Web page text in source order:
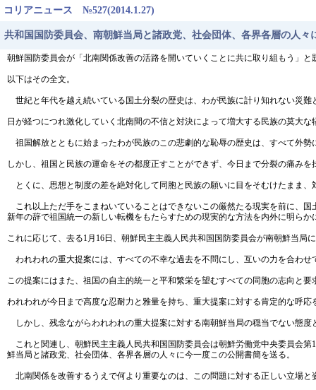
コリアニュース №527(2014.1.27)
共和国国防委員会、南朝鮮当局と諸政党、社会団体、各界各層の人々
朝鮮国防委員会が「北南関係改善の活路を開いていくことに共に取り組もう」
以下はその全文。
世紀と年代を越え続いている国土分裂の歴史は、わが民族に計り知れない災難
日が経つにつれ激化していく北南間の不信と対決によって増大する民族の莫大
祖国解放とともに始まったわが民族のこの悲劇的な恥辱の歴史は、すべて外勢
しかし、祖国と民族の運命をその都度正すことができず、今日まで分裂の痛み
とくに、思想と制度の差を絶対化して同胞と民族の願いに目をそむけたまま
これ以上ただ手をこまねいていることはできないこの厳然たる現実を前に、
新年の辞で祖国統一の新しい転機をもたらすための現実的な方法を内外に明らか
これに応じて、去る1月16日、朝鮮民主主義人民共和国国防委員会が南朝鮮当
われわれの重大提案には、すべての不幸な過去を不問にし、互いの力を合わ
この提案にはまた、祖国の自主的統一と平和繁栄を望むすべての同胞の志向と要
われわれが今日まで高度な忍耐力と雅量を持ち、重大提案に対する肯定的な呼
しかし、残念ながらわれわれの重大提案に対する南朝鮮当局の穏当でない態
これと関連し、朝鮮民主主義人民共和国国防委員会は朝鮮労働党中央委員会
鮮当局と諸政党、社会団体、各界各層の人々に今一度この公開書簡を送る。
北南関係を改善するうえで何より重要なのは、この問題に対する正しい立場と